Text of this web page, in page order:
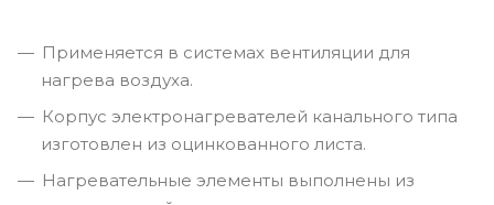
Применяется в системах вентиляции для
нагрева воздуха.
Корпус электронагревателей канального типа
изготовлен из оцинкованного листа.
Нагревательные элементы выполнены из